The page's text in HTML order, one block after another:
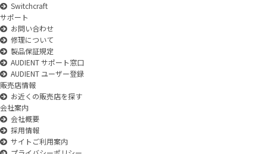
Switchcraft
サポート
お問い合わせ
修理について
製品保証規定
AUDIENT サポート窓口
AUDIENT ユーザー登録
販売店情報
お近くの販売店を探す
会社案内
会社概要
採用情報
サイトご利用案内